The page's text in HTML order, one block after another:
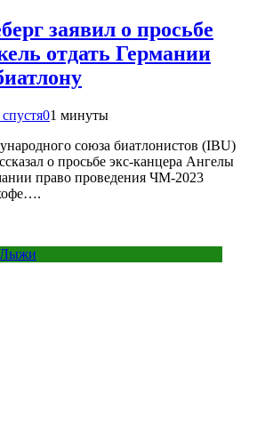
заявил о просьбе
отдать Германии
01 минуты
союза биатлонистов (IBU)
о просьбе экс-канцера Ангелы
право проведения ЧМ-2023
Лыжи